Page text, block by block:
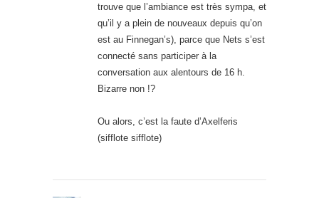
trouve que l’ambiance est très sympa, et
qu’il y a plein de nouveaux depuis qu’on
est au Finnegan’s), parce que Nets s’est
connecté sans participer à la
conversation aux alentours de 16 h.
Bizarre non !?
Ou alors, c’est la faute d’Axelferis
(sifflote sifflote)